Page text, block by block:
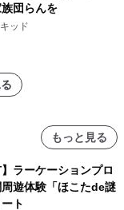
団らんを
ッド
もっと見る
】ラーケーションプロ
遊体験「ほこたde謎
ト